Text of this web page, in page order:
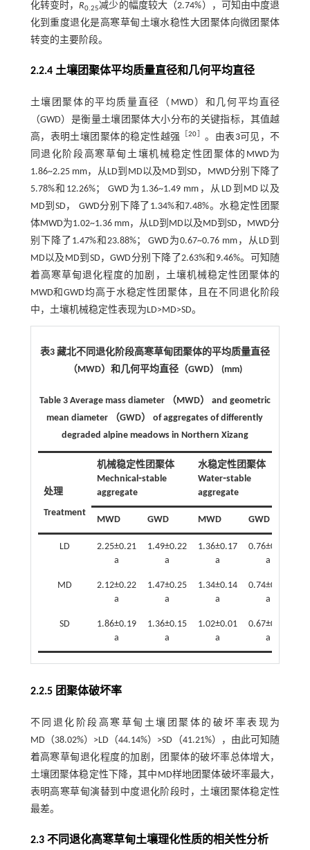
化转变时，R0.25减少的幅度较大（2.74%），可知由中度退
化到重度退化是高寒草甸土壤水稳性大团聚体向微团聚体
转变的主要阶段。
2.2.4 土壤团聚体平均质量直径和几何平均直径
土壤团聚体的平均质量直径（MWD）和几何平均直径
（GWD）是衡量土壤团聚体大小分布的关键指标，其值越
高，表明土壤团聚体的稳定性越强
［20 。由表3可见，不
同退化阶段高寒草甸土壤机械稳定性团聚体的MWD为
1.86~2.25 mm，从LD到MD以及MD到SD，MWD分别下降了
5.78%和12.26%； GWD为1.36~1.49 mm，从LD到MD以及
MD到SD， GWD分别下降了1.34%和7.48%。水稳定性团聚
体MWD为1.02~1.36 mm，从LD到MD以及MD到SD，MWD分
别下降了1.47%和23.88%； GWD为0.67~0.76 mm，从LD到
MD以及MD到SD，GWD分别下降了2.63%和9.46%。可知随
着高寒草甸退化程度的加剧，土壤机械稳定性团聚体的
MWD和GWD均高于水稳定性团聚体，且在不同退化阶段
中，土壤机械稳定性表现为LD>MD>SD。
表3 藏北不同退化阶段高寒草甸团聚体的平均质量直径
（MWD）和几何平均直径（GWD） (mm)
Table 3 Average mass diameter （MWD） and geometric
mean diameter （GWD） of aggregates of differently
degraded alpine meadows in Northern Xizang
处理
Treatment
机械稳定性团聚体
Mechnical⁃stable
aggregate
水稳定性团聚体
Water⁃stable
aggregate
MWD GWD MWD GWD
LD
2.25±0.21
a
1.49±0.22
a
1.36±0.17
a
0.76±0.02
a
MD
2.12±0.22
a
1.47±0.25
a
1.34±0.14
a
0.74±0.05
a
SD
1.86±0.19
a
1.36±0.15
a
1.02±0.01
a
0.67±0.02
a
2.2.5 团聚体破坏率
不同退化阶段高寒草甸土壤团聚体的破坏率表现为
MD（38.02%）>LD（44.14%）>SD（41.21%），由此可知随
着高寒草甸退化程度的加剧，团聚体的破坏率总体增大，
土壤团聚体稳定性下降，其中MD样地团聚体破坏率最大，
表明高寒草甸演替到中度退化阶段时，土壤团聚体稳定性
最差。
2.3 不同退化高寒草甸土壤理化性质的相关性分析